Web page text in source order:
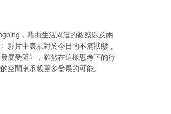
，藉由生活周遭的觀察以及兩
影片中表示對於今日的不滿狀態，
展受阻》，雖然在這樣思考下的行
空間來承載更多發展的可能。